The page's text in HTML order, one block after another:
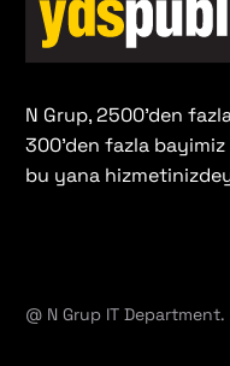
N Grup, 2500'den
300'den fazla
bu yana
@ N Grup IT